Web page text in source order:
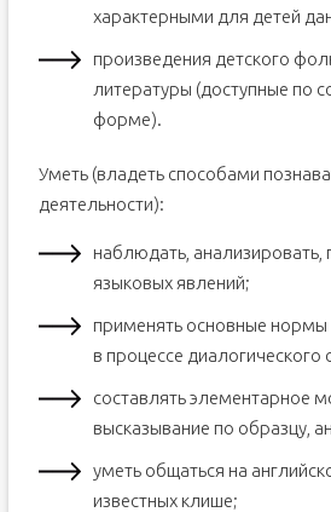
характерными для детей
произведения детского
литературы (доступные по
форме).
Уметь (владеть способами
деятельности):
наблюдать,
языковых явлений;
применять основные нормы
в процессе диалогического
составлять элементарное
высказывание по образцу,
уметь общаться на
известных клише;